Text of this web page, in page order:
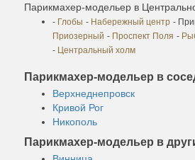
Парикмахер-модельер в
- Глобы - Набережный центр -
Приозерный - Проспект Поля -
- Центральный холм
Парикмахер-модельер в
Верхнеднепровск
Кривой Рог
Никополь
Парикмахер-модельер в